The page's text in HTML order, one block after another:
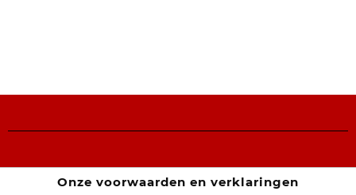
Onze voorwaarden en verklaringen